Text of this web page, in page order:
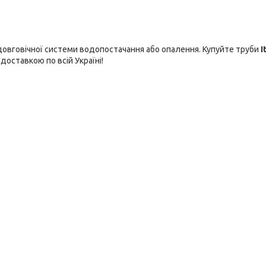
системи водопостачання або опалення. Купуйте труби
по всій Україні!